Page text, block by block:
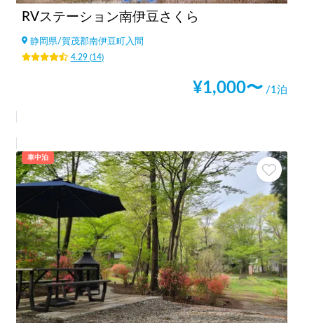
RVステーション南伊豆さくら
静岡県/賀茂郡南伊豆町入間
4.29(14)
¥1,000〜 /1泊
車中泊